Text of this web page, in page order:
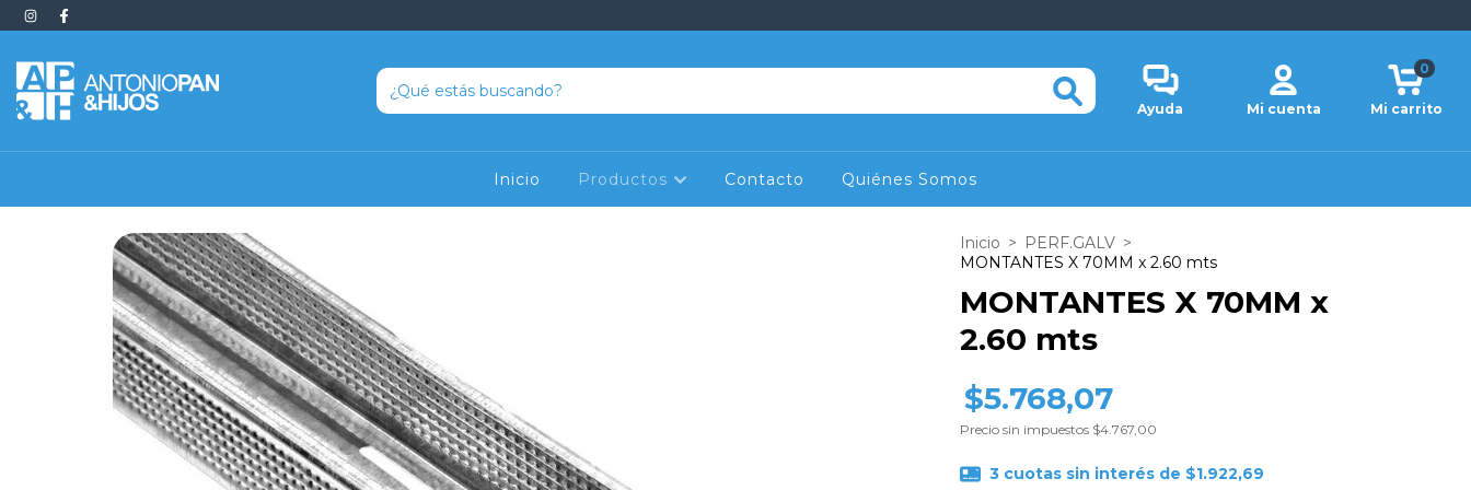
Ayuda Mi cuenta Mi carrito
0
Inicio Productos Contacto Quiénes Somos
Inicio > PERF.GALV >
MONTANTES X 70MM x 2.60 mts
MONTANTES X 70MM x
2.60 mts
$5.768,07
Precio sin impuestos $4.767,00
3 cuotas sin interés de $1.922,69